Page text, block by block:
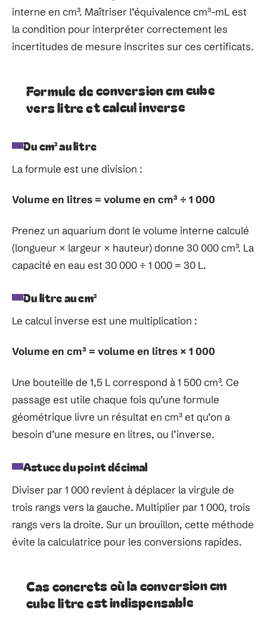
interne en cm³. Maîtriser l’équivalence cm³-mL est
la condition pour interpréter correctement les
incertitudes de mesure inscrites sur ces certificats.
Formule de conversion cm cube
vers litre et calcul inverse
Du cm³ au litre
La formule est une division :
Volume en litres = volume en cm³ ÷ 1 000
Prenez un aquarium dont le volume interne calculé
(longueur × largeur × hauteur) donne 30 000 cm³. La
capacité en eau est 30 000 ÷ 1 000 = 30 L.
Du litre au cm³
Le calcul inverse est une multiplication :
Volume en cm³ = volume en litres × 1 000
Une bouteille de 1,5 L correspond à 1 500 cm³. Ce
passage est utile chaque fois qu’une formule
géométrique livre un résultat en cm³ et qu’on a
besoin d’une mesure en litres, ou l’inverse.
Astuce du point décimal
Diviser par 1 000 revient à déplacer la virgule de
trois rangs vers la gauche. Multiplier par 1 000, trois
rangs vers la droite. Sur un brouillon, cette méthode
évite la calculatrice pour les conversions rapides.
Cas concrets où la conversion cm
cube litre est indispensable